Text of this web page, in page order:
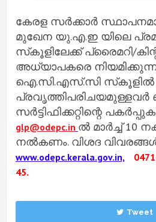
കേരള സർക്കാർ
മുഖേന യു.എ.ഇ യിലെ
സ്‌കൂളിലേക്ക് പ്രൈമറി/
അധ്യാപകരെ
ഐ.സി.എസ്.സി സ്‌കൂളിൽ
പ്രവൃത്തിപരിചയമുള്ളവർ
സർട്ടിഫിക്കറ്റിന്റെ
glp@odepc.in ൽ മാർച്ച് 10
നൽകണം. വിശദ
www.odepc.kerala.gov.in,
45.
Tweet